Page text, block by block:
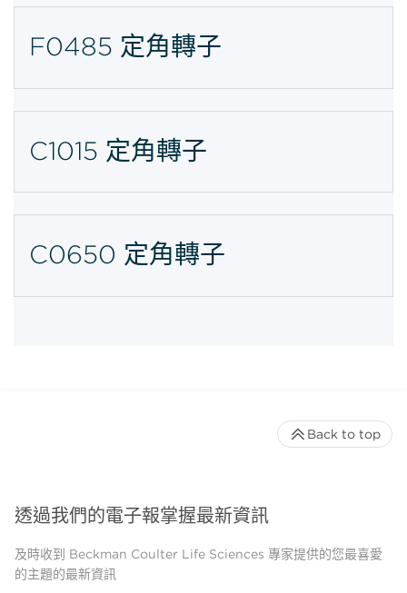
F0485 定角轉子
C1015 定角轉子
C0650 定角轉子
透過我們的電子報掌握最新資訊
及時收到 Beckman Coulter Life Sciences 專家提供的您最喜愛
的主題的最新資訊
Back to top